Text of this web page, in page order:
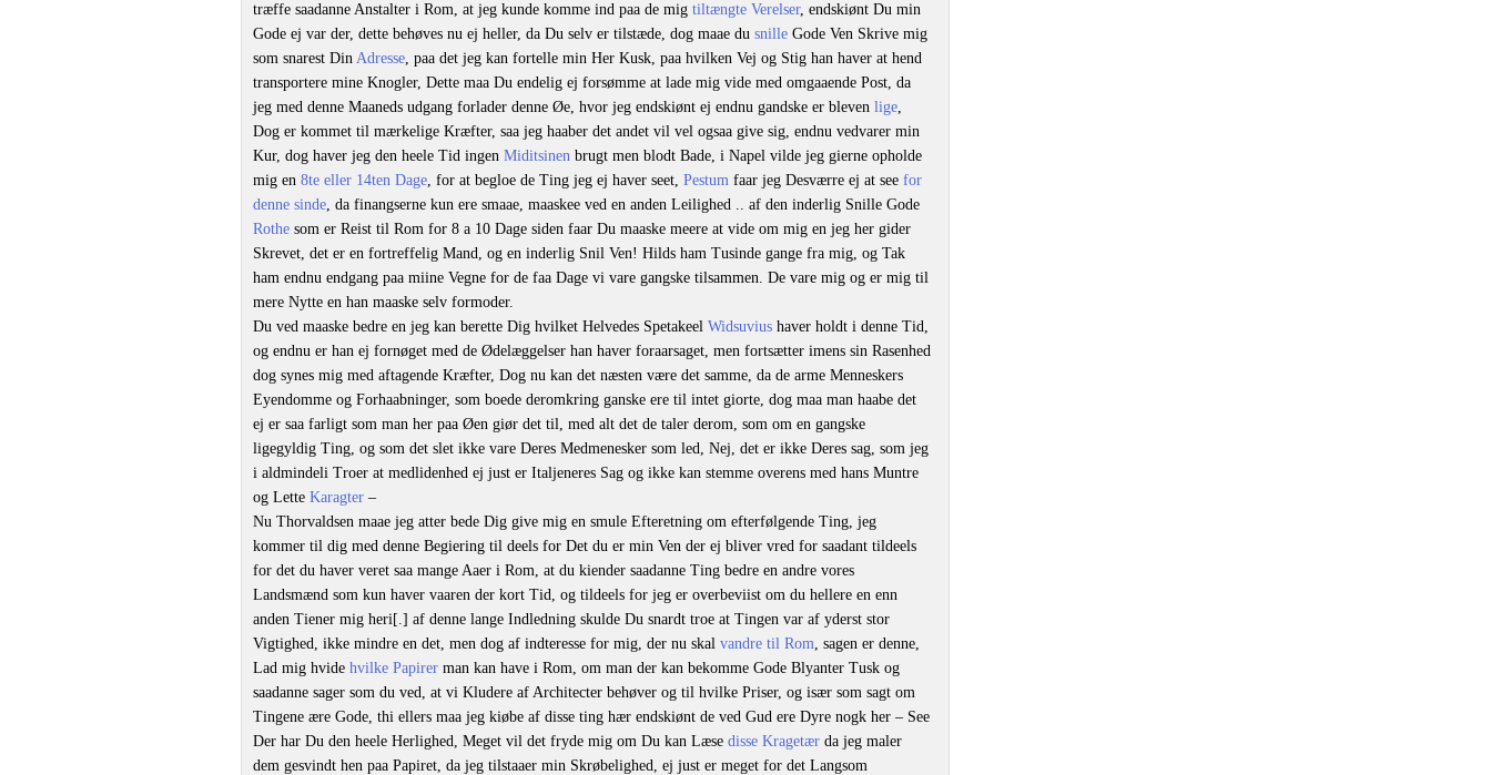
træffe saadanne Anstalter i Rom, at jeg kunde komme ind paa de mig tiltængte Verelser, endskiønt Du min
Gode ej var der, dette behøves nu ej heller, da Du selv er tilstæde, dog maae du snille Gode Ven Skrive mig
som snarest Din Adresse, paa det jeg kan fortelle min Her Kusk, paa hvilken Vej og Stig han haver at hend
transportere mine Knogler, Dette maa Du endelig ej forsømme at lade mig vide med omgaaende Post, da
jeg med denne Maaneds udgang forlader denne Øe, hvor jeg endskiønt ej endnu gandske er bleven lige,
Dog er kommet til mærkelige Kræfter, saa jeg haaber det andet vil vel ogsaa give sig, endnu vedvarer min
Kur, dog haver jeg den heele Tid ingen Miditsinen brugt men blodt Bade, i Napel vilde jeg gierne opholde
mig en 8te eller 14ten Dage, for at begloe de Ting jeg ej haver seet, Pestum faar jeg Desværre ej at see for
denne sinde, da finangserne kun ere smaae, maaskee ved en anden Leilighed .. af den inderlig Snille Gode
Rothe som er Reist til Rom for 8 a 10 Dage siden faar Du maaske meere at vide om mig en jeg her gider
Skrevet, det er en fortreffelig Mand, og en inderlig Snil Ven! Hilds ham Tusinde gange fra mig, og Tak
ham endnu endgang paa miine Vegne for de faa Dage vi vare gangske tilsammen. De vare mig og er mig til
mere Nytte en han maaske selv formoder.
Du ved maaske bedre en jeg kan berette Dig hvilket Helvedes Spetakeel Widsuvius haver holdt i denne Tid,
og endnu er han ej fornøget med de Ødelæggelser han haver foraarsaget, men fortsætter imens sin Rasenhed
dog synes mig med aftagende Kræfter, Dog nu kan det næsten være det samme, da de arme Menneskers
Eyendomme og Forhaabninger, som boede deromkring ganske ere til intet giorte, dog maa man haabe det
ej er saa farligt som man her paa Øen giør det til, med alt det de taler derom, som om en gangske
ligegyldig Ting, og som det slet ikke vare Deres Medmenesker som led, Nej, det er ikke Deres sag, som jeg
i aldmindeli Troer at medlidenhed ej just er Italjeneres Sag og ikke kan stemme overens med hans Muntre
og Lette Karagter –
Nu Thorvaldsen maae jeg atter bede Dig give mig en smule Efteretning om efterfølgende Ting, jeg
kommer til dig med denne Begiering til deels for Det du er min Ven der ej bliver vred for saadant tildeels
for det du haver veret saa mange Aaer i Rom, at du kiender saadanne Ting bedre en andre vores
Landsmænd som kun haver vaaren der kort Tid, og tildeels for jeg er overbeviist om du hellere en enn
anden Tiener mig heri[.] af denne lange Indledning skulde Du snardt troe at Tingen var af yderst stor
Vigtighed, ikke mindre en det, men dog af indteresse for mig, der nu skal vandre til Rom, sagen er denne,
Lad mig hvide hvilke Papirer man kan have i Rom, om man der kan bekomme Gode Blyanter Tusk og
saadanne sager som du ved, at vi Kludere af Architecter behøver og til hvilke Priser, og især som sagt om
Tingene ære Gode, thi ellers maa jeg kiøbe af disse ting hær endskiønt de ved Gud ere Dyre nogk her – See
Der har Du den heele Herlighed, Meget vil det fryde mig om Du kan Læse disse Kragetær da jeg maler
dem gesvindt hen paa Papiret, da jeg tilstaaer min Skrøbelighed, ej just er meget for det Langsom